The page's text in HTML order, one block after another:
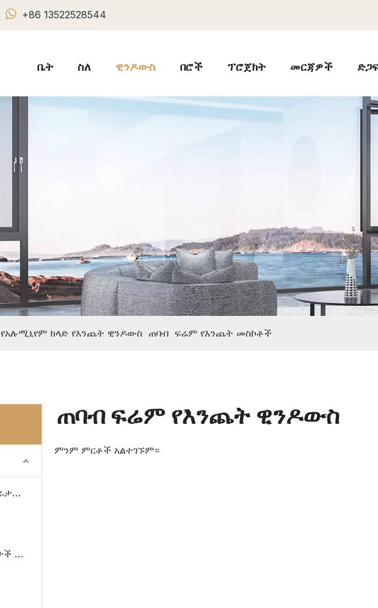
 +86 13522528544
ቤት ስለ ዊንዶውስ በሮች ፕሮጀክት መርጃዎች
የአሉሚኒየም ክላድ የእንጨት ዊንዶውስ ጠባብ ፍሬም የእንጨት መስኮቶች
የአሉሚኒየም የቤት ውስጥ ተንሸራታች በሮች
የአሉሚኒየም ማንሻ እና ተንሸራታች በሮች
ጠባብ ፍሬም የእንጨት ዊንዶውስ
ምንም ምርቶች አልተገኙም።